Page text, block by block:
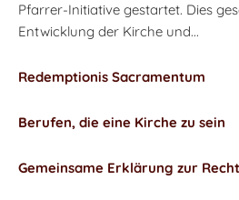
Pfarrer-Initiative gestartet. Dies
Entwicklung der Kirche und...
Redemptionis Sacramentum
Berufen, die eine Kirche zu sein
Gemeinsame Erklärung zur